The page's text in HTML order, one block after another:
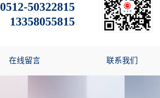
0512-50322815
13358055815
在线留言 联系我们